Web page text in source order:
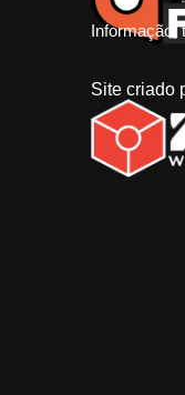
Informação,
Site criado